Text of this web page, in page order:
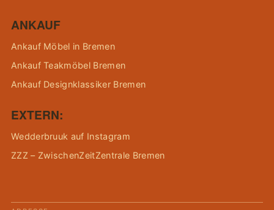
ANKAUF
Ankauf Möbel in Bremen
Ankauf Teakmöbel Bremen
Ankauf Designklassiker Bremen
EXTERN:
Wedderbruuk auf Instagram
ZZZ – ZwischenZeitZentrale Bremen